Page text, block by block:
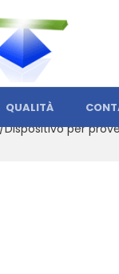
QUALITÀ
Dispositivo per